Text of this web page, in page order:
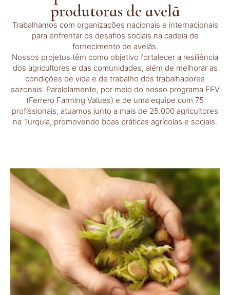
produtoras de avelã
Trabalhamos com organizações nacionais e internacionais
para enfrentar os desafios sociais na cadeia de
fornecimento de avelãs.
Nossos projetos têm como objetivo fortalecer a resiliência
dos agricultores e das comunidades, além de melhorar as
condições de vida e de trabalho dos trabalhadores
sazonais. Paralelamente, por meio do nosso programa FFV
(Ferrero Farming Values) e de uma equipe com 75
profissionais, atuamos junto a mais de 25.000 agricultores
na Turquia, promovendo boas práticas agrícolas e sociais.